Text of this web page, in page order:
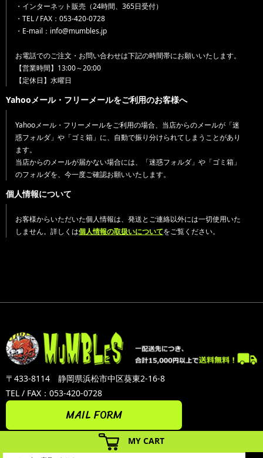
MY CART
・インターネット販売（24時間、365日受付）
・TEL / FAX：053-420-0728
・E-mail：info@mumbles.jp
お電話でのご注文・お問い合わせは下記の時間帯にお願いいたします。
【営業時間】13:00～20:00
【定休日】水曜日
Yahooメール・フリーメールをご利用のお客様へ
Yahooメール・フリーメールをご利用の場合、当店からのメールが「迷
惑フォルダ」や「ゴミ箱」に、自動で振り分けられてしまうことがあり
ます。
当店からのメールが届かない場合には、「迷惑フォルダ」や「ゴミ箱」
のフォルダを、今一度ご確認お願いいたします。
個人情報について
お客様からいただいた個人情報は、発送とご連絡以外には一切使用いた
しません。詳しくは個人情報の取扱いについてをご覧ください。
〒433-8114 静岡県浜松市中区葵東2-16-8
TEL / FAX：053-420-0728
MAIL FORM